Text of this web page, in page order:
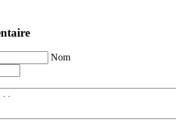
Nom